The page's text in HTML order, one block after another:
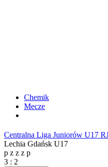
Chemik
Mecze
Centralna Liga Juniorów U17
Lechia Gdańsk U17
p z z z p
3 : 2